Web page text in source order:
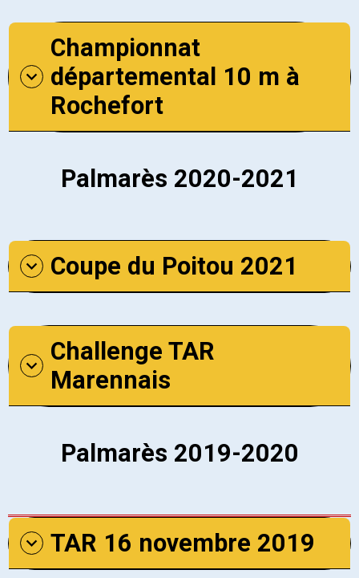
Championnat
départemental 10 m à
Rochefort
Palmarès 2020-2021
Coupe du Poitou 2021
Challenge TAR
Marennais
Palmarès 2019-2020
TAR 16 novembre 2019